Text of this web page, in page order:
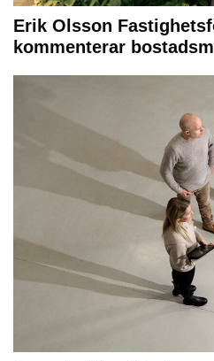
Erik Olsson
kommenterar